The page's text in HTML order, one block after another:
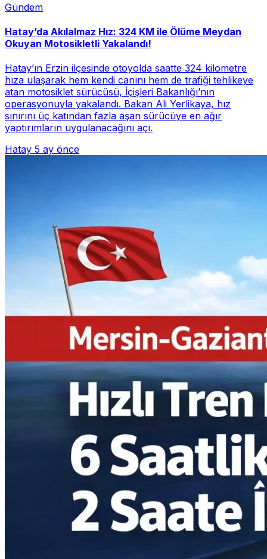
Gündem
Hatay’da Akılalmaz Hız: 324 KM ile Ölüme Meydan
Okuyan Motosikletli Yakalandı!
Hatay’ın Erzin ilçesinde otoyolda saatte 324 kilometre
hıza ulaşarak hem kendi canını hem de trafiği tehlikeye
atan motosiklet sürücüsü, İçişleri Bakanlığı’nın
operasyonuyla yakalandı. Bakan Ali Yerlikaya, hız
sınırını üç katından fazla aşan sürücüye en ağır
yaptırımların uygulanacağını açı.
Hatay 5 ay önce